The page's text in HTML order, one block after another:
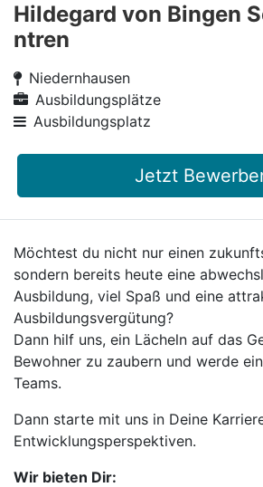
Hildegard von Bingen
ntren
Niedernhausen
Ausbildungsplätze
Ausbildungsplatz
Jetzt
Möchtest du nicht nur einen
sondern bereits heute eine
Ausbildung, viel Spaß und eine
Ausbildungsvergütung?
Dann hilf uns, ein Lächeln auf das
Bewohner zu zaubern und werde
Teams.
Dann starte mit uns in Deine
Entwicklungsperspektiven.
Wir bieten Dir: